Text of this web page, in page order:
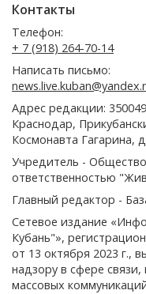
Контакты
Телефон:
+ 7 (918) 264-70-14
Написать письмо:
Адрес редакции:
Краснодар,
Космонавта Гагарина,
Учредитель -
ответственностью
Главный редактор -
Сетевое издание
Кубань"»,
от 13 октября 2023 г.,
надзору в сфере
массовых